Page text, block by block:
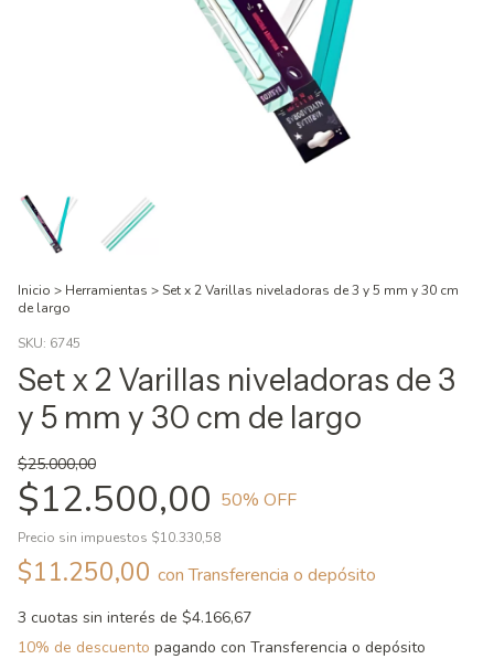
Inicio > Herramientas >Set x 2 Varillas niveladoras de 3 y 5 mm y 30 cm
de largo
SKU: 6745
Set x 2 Varillas niveladoras de 3
y 5 mm y 30 cm de largo
$25.000,00
$12.500,00 50% OFF
Precio sin impuestos $10.330,58
$11.250,00 con Transferencia o depósito
3 cuotas sin interés de $4.166,67
10% de descuento pagando con Transferencia o depósito